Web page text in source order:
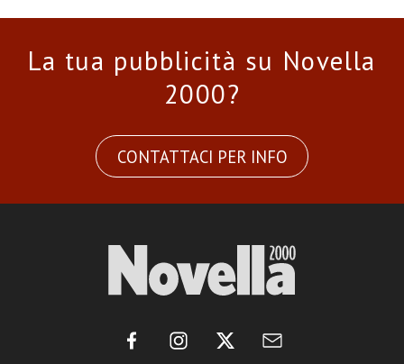
La tua pubblicità su Novella
2000?
CONTATTACI PER INFO